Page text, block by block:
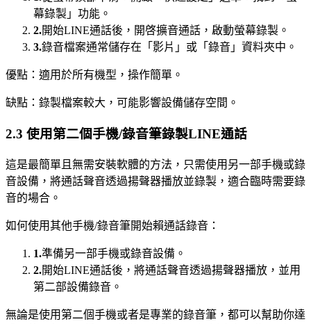
幕錄製」功能。
2.開始LINE通話後，開啓擴音通話，啟動螢幕錄製。
3.錄音檔案通常儲存在「影片」或「錄音」資料夾中。
優點：適用於所有機型，操作簡單。
缺點：錄製檔案較大，可能影響設備儲存空間。
2.3 使用第二個手機/錄音筆錄製LINE通話
這是最簡單且無需安裝軟體的方法，只需使用另一部手機或錄
音設備，將通話聲音透過揚聲器播放並錄製，適合臨時需要錄
音的場合。
如何使用其他手機/錄音筆開始賴通話錄音：
1.準備另一部手機或錄音設備。
2.開始LINE通話後，將通話聲音透過揚聲器播放，並用
第二部設備錄音。
無論是使用第二個手機或者是專業的錄音筆，都可以幫助你達